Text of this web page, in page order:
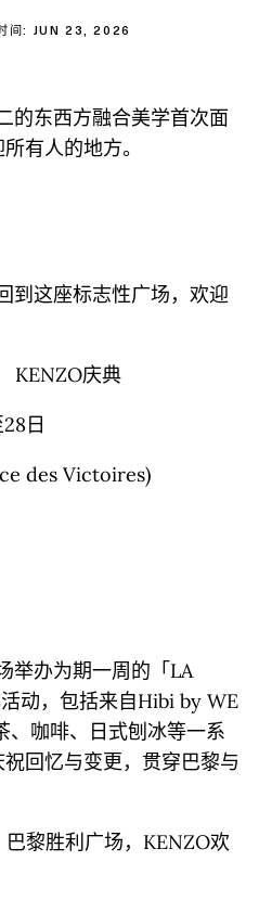
间: JUN 23, 2026
的东西方融合美学首次面
有人的地方。
到这座标志性广场，欢迎
KENZO庆典
日
des Victoires)
举办为期一周的「LA
动，包括来自Hibi by WE
、咖啡、日式刨冰等一系
回忆与变更，贯穿巴黎与
黎胜利广场，KENZO欢